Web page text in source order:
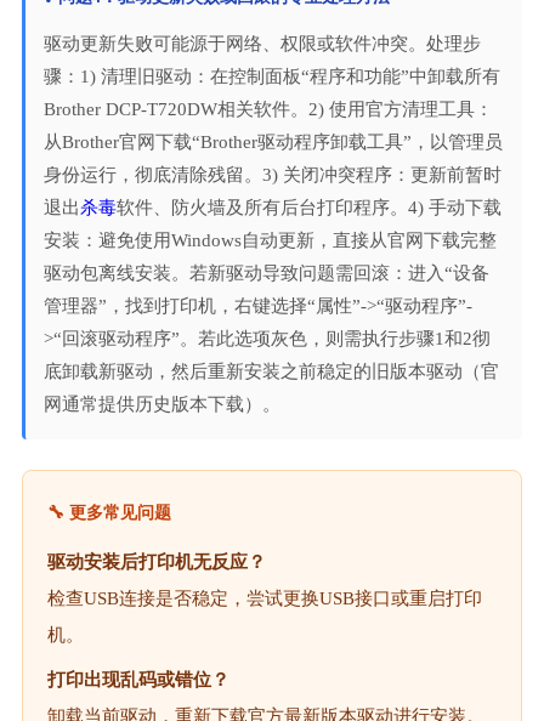
驱动更新失败可能源于网络、权限或软件冲突。处理步
骤：1) 清理旧驱动：在控制面板“程序和功能”中卸载所有
Brother DCP-T720DW相关软件。2) 使用官方清理工具：
从Brother官网下载“Brother驱动程序卸载工具”，以管理员
身份运行，彻底清除残留。3) 关闭冲突程序：更新前暂时
退出杀毒软件、防火墙及所有后台打印程序。4) 手动下载
安装：避免使用Windows自动更新，直接从官网下载完整
驱动包离线安装。若新驱动导致问题需回滚：进入“设备
管理器”，找到打印机，右键选择“属性”->“驱动程序”-
>“回滚驱动程序”。若此选项灰色，则需执行步骤1和2彻
底卸载新驱动，然后重新安装之前稳定的旧版本驱动（官
网通常提供历史版本下载）。
🔧 更多常见问题
驱动安装后打印机无反应？
检查USB连接是否稳定，尝试更换USB接口或重启打印
机。
打印出现乱码或错位？
卸载当前驱动，重新下载官方最新版本驱动进行安装。